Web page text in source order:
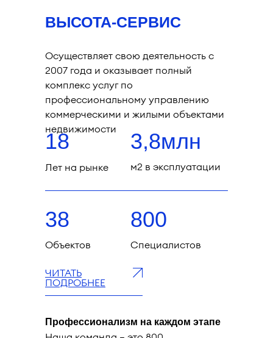
ВЫСОТА-СЕРВИС
Объектов
38
Специалистов
800
ЧИТАТЬ
ПОДРОБНЕЕ
Осуществляет свою деятельность с
2007 года и оказывает полный
комплекс услуг по
профессиональному управлению
коммерческими и жилыми объектами
недвижимости
Лет на рынке
18
м2 в эксплуатации
3,8млн
Профессионализм на каждом этапе